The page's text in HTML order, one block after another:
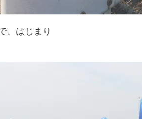
、はじまり